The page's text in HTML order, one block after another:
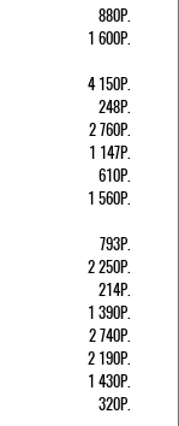
880Р.
1 600Р.
4 150Р.
248Р.
2 760Р.
1 147Р.
610Р.
1 560Р.
793Р.
2 250Р.
214Р.
1 390Р.
2 740Р.
2 190Р.
1 430Р.
320Р.